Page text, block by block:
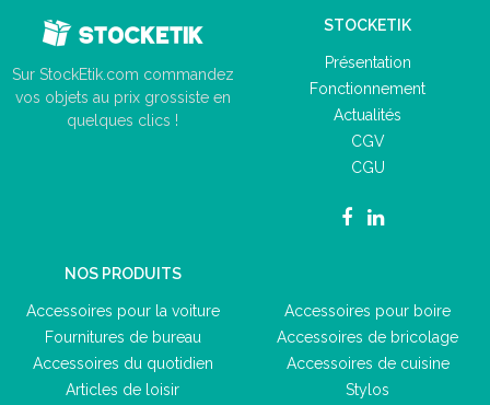
Sur StockEtik.com commandez
vos objets au prix grossiste en
quelques clics !
STOCKETIK
Présentation
Fonctionnement
Actualités
CGV
CGU
NOS PRODUITS
Accessoires pour la voiture
Fournitures de bureau
Accessoires du quotidien
Articles de loisir
Accessoires pour boire
Accessoires de bricolage
Accessoires de cuisine
Stylos